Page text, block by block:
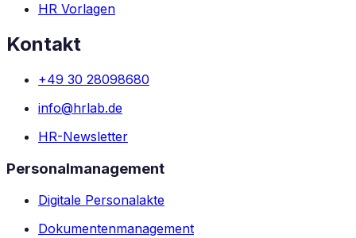
HR Vorlagen
Kontakt
+49 30 28098680
info@hrlab.de
HR-Newsletter
Personalmanagement
Digitale Personalakte
Dokumentenmanagement